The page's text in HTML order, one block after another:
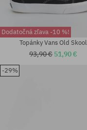
Dodatočná zľava -10 %!
Topánky Vans Old Skool
93,90 € 51,90 €
-29%